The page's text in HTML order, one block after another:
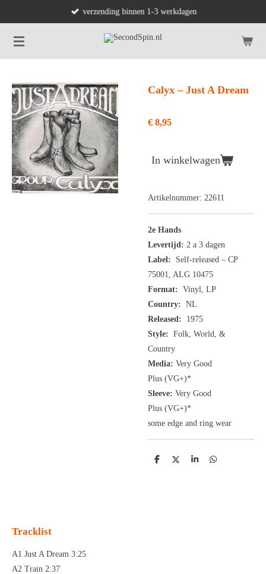
naar
de
verzending binnen 1-3 werkdagen
Calyx ‎– Just A Dream
€ 8,95
In winkelwagen
Artikelnummer: 22611
2e Hands
Levertijd: 2 a 3 dagen
Label: Self-released ‎– CP
75001, ALG 10475
Format: Vinyl, LP
Country: NL
Released: 1975
Style: Folk, World, &
Country
Media: Very Good
Plus (VG+)*
Sleeve: Very Good
Plus (VG+)*
some edge and ring wear
D
D
S
D
Tracklist
A1 Just A Dream 3:25
A2 Train 2:37